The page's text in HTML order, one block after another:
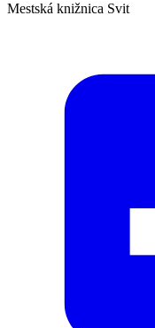
Mestská knižnica Svit